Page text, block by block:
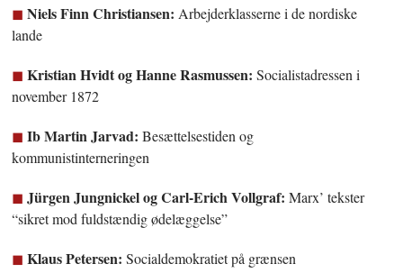
Niels Finn Christiansen: Arbejderklasserne i de nordiske
lande
Kristian Hvidt og Hanne Rasmussen: Socialistadressen i
november 1872
Ib Martin Jarvad: Besættelsestiden og
kommunistinterneringen
Jürgen Jungnickel og Carl-Erich Vollgraf: Marx’ tekster
“sikret mod fuldstændig ødelæggelse”
Klaus Petersen: Socialdemokratiet på grænsen